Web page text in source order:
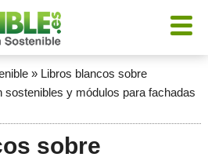
» Libros blancos sobre
sostenibles y módulos para fachadas
sobre